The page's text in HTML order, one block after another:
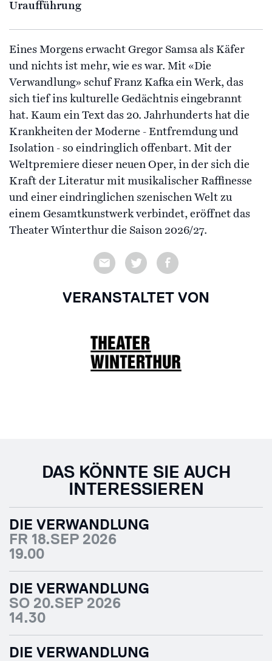
Uraufführung
Eines Morgens erwacht Gregor Samsa als Käfer
und nichts ist mehr, wie es war. Mit «Die
Verwandlung» schuf Franz Kafka ein Werk, das
sich tief ins kulturelle Gedächtnis eingebrannt
hat. Kaum ein Text das 20. Jahrhunderts hat die
Krankheiten der Moderne - Entfremdung und
Isolation - so eindringlich offenbart. Mit der
Weltpremiere dieser neuen Oper, in der sich die
Kraft der Literatur mit musikalischer Raffinesse
und einer eindringlichen szenischen Welt zu
einem Gesamtkunstwerk verbindet, eröffnet das
Theater Winterthur die Saison 2026/27.
VERANSTALTET VON
DAS KÖNNTE SIE AUCH
INTERESSIEREN
DIE VERWANDLUNG
FR 18.SEP 2026
19.00
DIE VERWANDLUNG
SO 20.SEP 2026
14.30
DIE VERWANDLUNG